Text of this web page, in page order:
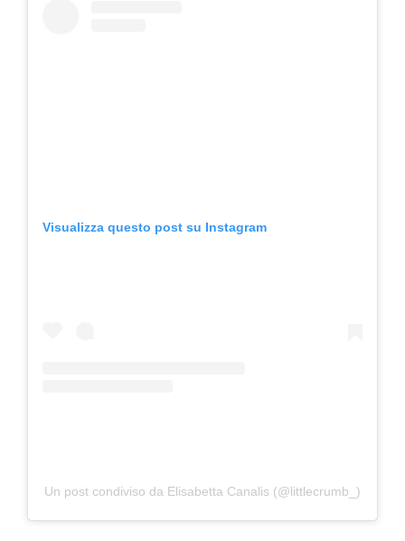
Visualizza questo post su Instagram
Un post condiviso da Elisabetta Canalis (@littlecrumb_)